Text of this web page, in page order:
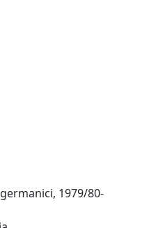
1979/80-